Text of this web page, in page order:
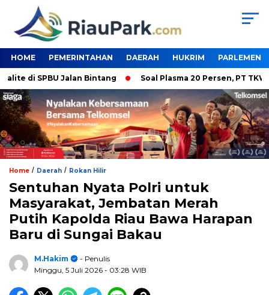
HOME PEMERINTAHAN DAERAH HUKRIM PARLEMEN
SPBU Jalan Bintang Soal Plasma 20 Persen, PT TKWL
Home / Daerah / Rokan Hilir
Sentuhan Nyata Polri untuk
Masyarakat, Jembatan Merah
Putih Kapolda Riau Bawa Harapan
Baru di Sungai Bakau
M.Hakim
- Penulis
Minggu, 5 Juli 2026 - 03:28 WIB